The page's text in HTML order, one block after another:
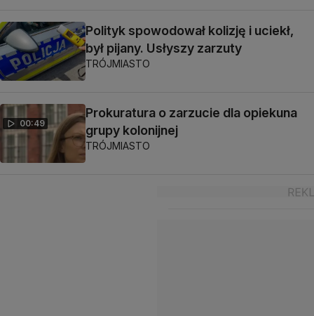
Polityk spowodował kolizję i uciekł,
był pijany. Usłyszy zarzuty
TRÓJMIASTO
00:49
Prokuratura o zarzucie dla opiekuna
grupy kolonijnej
TRÓJMIASTO